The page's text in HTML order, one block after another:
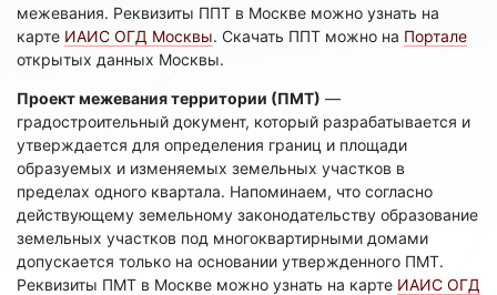
межевания. Реквизиты ППТ в Москве можно узнать на
карте ИАИС ОГД Москвы. Скачать ППТ можно на Портале
открытых данных Москвы.
Проект межевания территории (ПМТ) —
градостроительный документ, который разрабатывается и
утверждается для определения границ и площади
образуемых и изменяемых земельных участков в
пределах одного квартала. Напоминаем, что согласно
действующему земельному законодательству образование
земельных участков под многоквартирными домами
допускается только на основании утвержденного ПМТ.
Реквизиты ПМТ в Москве можно узнать на карте ИАИС ОГД